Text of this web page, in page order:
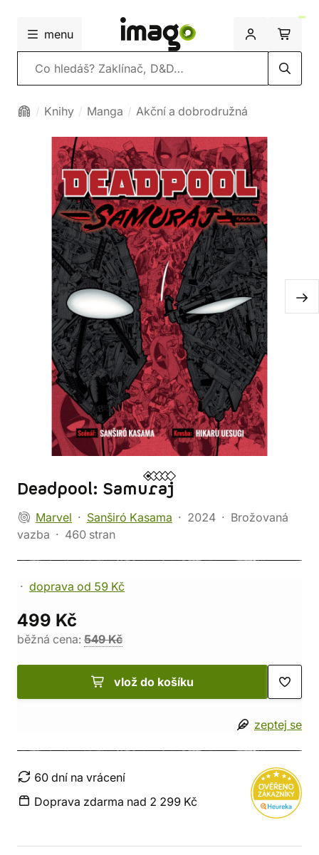
menu
Vyhledávání
Knihy Manga Akční a dobrodružná
Deadpool: Samuraj
Marvel Sanširó Kasama 2024
Brožovaná
vazba
460 stran
doprava od 59 Kč
499 Kč
běžná cena: 549 Kč
vlož do košíku
zeptej se
60 dní na vrácení
Doprava zdarma nad 2 299 Kč